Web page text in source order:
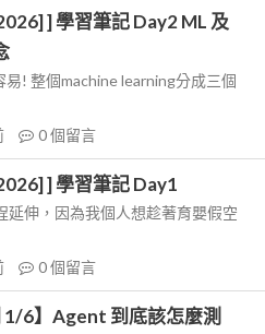
] 學習筆記 Day2 ML 及
! 整個machine learning分成三個
0個留言
] 學習筆記 Day1
延伸，因為我個人想趁著育嬰假空
0個留言
1/6】Agent 到底該怎麼測